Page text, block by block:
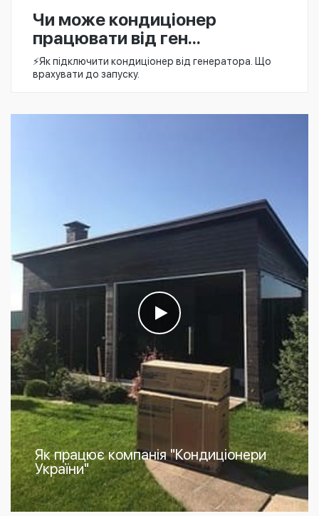
Чи може кондиціонер
працювати від ген...
⚡️Як підключити кондиціонер від генератора. Що
врахувати до запуску.
Як працює компанія "Кондиціонери
України"